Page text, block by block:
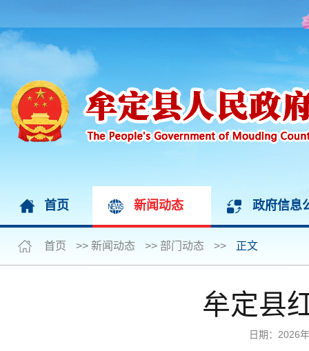
首页 新闻动态 政府信息
首页 >> 新闻动态 >> 部门动态 >> 正文
牟定县
日期：2026